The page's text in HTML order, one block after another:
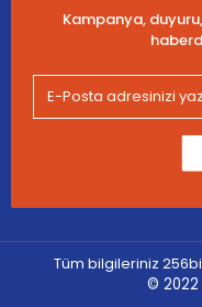
Kampanya,
Tüm bilgileriniz
© 2022